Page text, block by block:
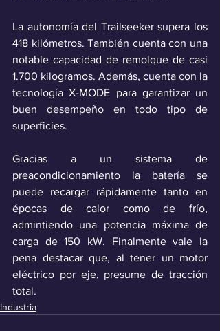
La autonomía del Trailseeker supera los
418 kilómetros. También cuenta con una
notable capacidad de remolque de casi
1.700 kilogramos. Además, cuenta con la
tecnología X-MODE para garantizar un
buen desempeño en todo tipo de
superficies.
Gracias a un sistema de
preacondicionamiento la batería se
puede recargar rápidamente tanto en
épocas de calor como de frío,
admintiendo una potencia máxima de
carga de 150 kW. Finalmente vale la
pena destacar que, al tener un motor
eléctrico por eje, presume de tracción
total.
Industria